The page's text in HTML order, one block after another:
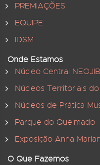
PREMIAÇÕES
EQUIPE
IDSM
Onde Estamos
Núcleo Central
Núcleos Territoriais
Núcleos de Prática
Parque do Queimado
Exposição Anna
O Que Fazemos